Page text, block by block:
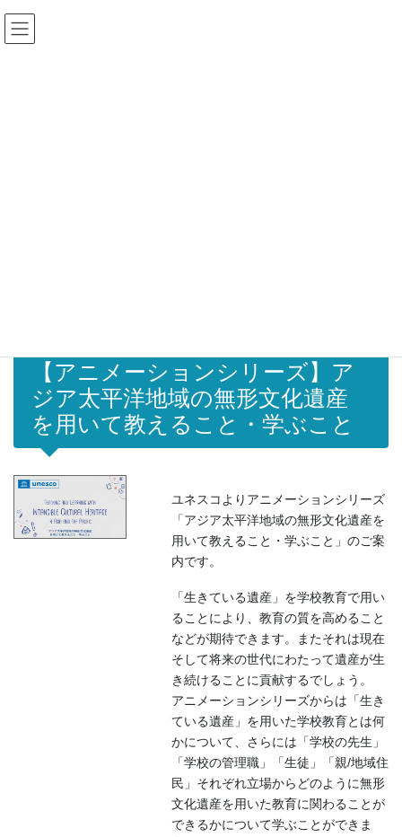
ン
テ
ビ
ゲ
【アニメーションシリーズ】ア
ジア太平洋地域の無形文化遺産
を用いて教えること・学ぶこと
ユネスコよりアニメーションシリーズ
「アジア太平洋地域の無形文化遺産を
用いて教えること・学ぶこと」のご案
内です。
「生きている遺産」を学校教育で用い
ることにより、教育の質を高めること
などが期待できます。またそれは現在
そして将来の世代にわたって遺産が生
き続けることに貢献するでしょう。
アニメーションシリーズからは「生き
ている遺産」を用いた学校教育とは何
かについて、さらには「学校の先生」
「学校の管理職」「生徒」「親/地域住
民」それぞれ立場からどのように無形
文化遺産を用いた教育に関わることが
できるかについて学ぶことができま